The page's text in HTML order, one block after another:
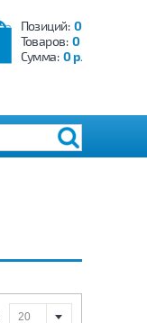
Позиций: 0
Товаров: 0
Сумма: 0 р.